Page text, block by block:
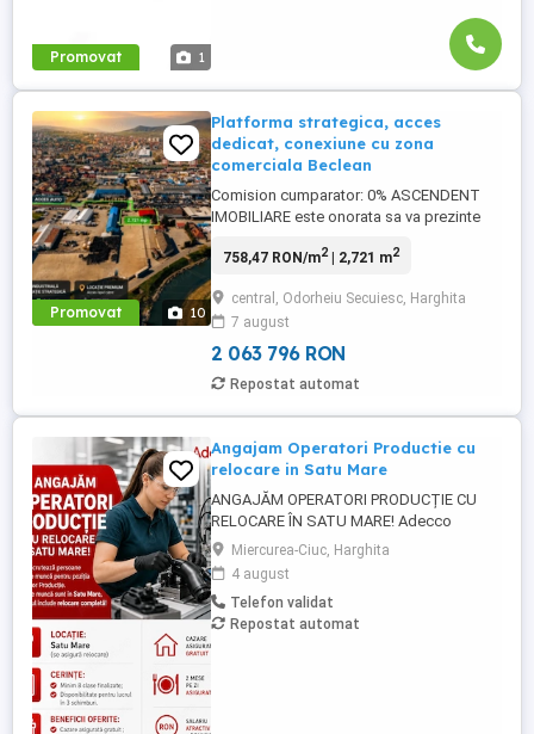
Promovat 1
Promovat 10
Platforma strategica, acces
dedicat, conexiune cu zona
comerciala Beclean
Comision cumparator: 0% ASCENDENT
IMOBILIARE este onorata sa va prezinte
acces dedicat, conexiune directa catre
pozitionare valoroasa intr-un pol industrial
- comercial activ din Odorheiu Secuiesc. O
proprietate gandita pentru ...
758,47 RON/m2| 2,721 m2
central, Odorheiu Secuiesc, Harghita
7 august
2 063 796 RON
Repostat automat
Angajam Operatori Productie cu
relocare in Satu Mare
ANGAJĂM OPERATORI PRODUCȚIE CU
RELOCARE ÎN SATU MARE! Adecco
Romania angajează persoane dornice de
muncă pentru poziția de Operator
Producție. Locurile de muncă sunt în Satu
Mare, iar pachetul include relocare
completă! Asigurăm transport dus-întors
Miercurea-Ciuc, Harghita
4 august
Telefon validat
Repostat automat